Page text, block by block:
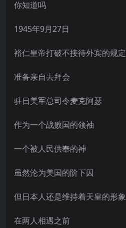
你知道吗
1945年9月27日
裕仁皇帝打破不接待外宾的规定
准备亲自去拜会
驻日美军总司令麦克阿瑟
作为一个战败国的领袖
一个被人民供奉的神
虽然沦为美国的阶下囚
但日本人还是维持着天皇的形象
在两人相遇之前